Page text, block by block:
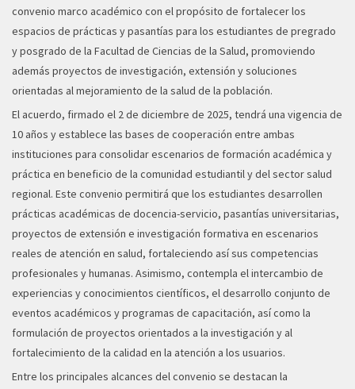
convenio marco académico con el propósito de fortalecer los
espacios de prácticas y pasantías para los estudiantes de pregrado
y posgrado de la Facultad de Ciencias de la Salud, promoviendo
además proyectos de investigación, extensión y soluciones
orientadas al mejoramiento de la salud de la población.
El acuerdo, firmado el 2 de diciembre de 2025, tendrá una vigencia de
10 años y establece las bases de cooperación entre ambas
instituciones para consolidar escenarios de formación académica y
práctica en beneficio de la comunidad estudiantil y del sector salud
regional. Este convenio permitirá que los estudiantes desarrollen
prácticas académicas de docencia-servicio, pasantías universitarias,
proyectos de extensión e investigación formativa en escenarios
reales de atención en salud, fortaleciendo así sus competencias
profesionales y humanas. Asimismo, contempla el intercambio de
experiencias y conocimientos científicos, el desarrollo conjunto de
eventos académicos y programas de capacitación, así como la
formulación de proyectos orientados a la investigación y al
fortalecimiento de la calidad en la atención a los usuarios.
Entre los principales alcances del convenio se destacan la